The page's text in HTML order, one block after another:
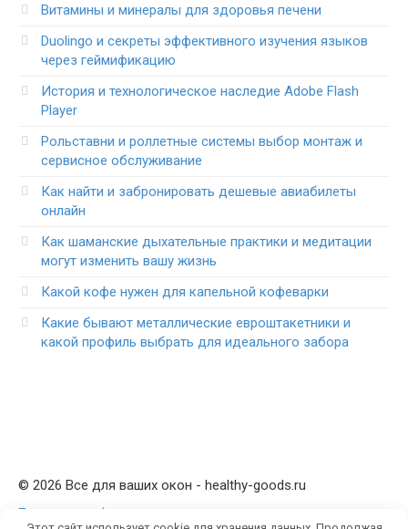
Витамины и минералы для здоровья печени
Duolingo и секреты эффективного изучения языков
через геймификацию
История и технологическое наследие Adobe Flash
Player
Рольставни и роллетные системы выбор монтаж и
сервисное обслуживание
Как найти и забронировать дешевые авиабилеты
онлайн
Как шаманские дыхательные практики и медитации
могут изменить вашу жизнь
Какой кофе нужен для капельной кофеварки
Какие бывают металлические евроштакетники и
какой профиль выбрать для идеального забора
© 2026 Все для ваших окон - healthy-goods.ru
Политика конфиденциальности